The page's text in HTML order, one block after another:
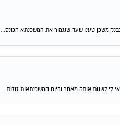
משכן טענו שעד שנגמור את המשכנתא הכונס...